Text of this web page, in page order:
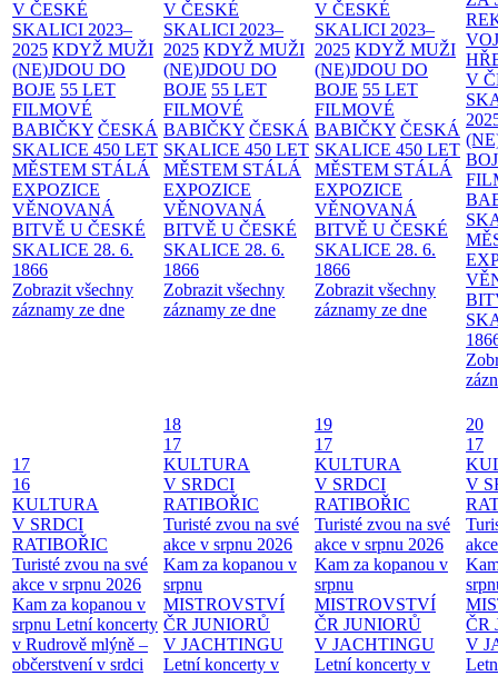
V ČESKÉ
SKALICI 2023–
2025 KDYŽ MUŽI
(NE)JDOU DO
BOJE 55 LET
FILMOVÉ
BABIČKY ČESKÁ
SKALICE 450 LET
MĚSTEM STÁLÁ
EXPOZICE
VĚNOVANÁ
BITVĚ U ČESKÉ
SKALICE 28. 6.
1866
Zobrazit všechny
záznamy ze dne
V ČESKÉ
SKALICI 2023–
2025 KDYŽ MUŽI
(NE)JDOU DO
BOJE 55 LET
FILMOVÉ
BABIČKY ČESKÁ
SKALICE 450 LET
MĚSTEM STÁLÁ
EXPOZICE
VĚNOVANÁ
BITVĚ U ČESKÉ
SKALICE 28. 6.
1866
Zobrazit všechny
záznamy ze dne
V ČESKÉ
SKALICI 2023–
2025 KDYŽ MUŽI
(NE)JDOU DO
BOJE 55 LET
FILMOVÉ
BABIČKY ČESKÁ
SKALICE 450 LET
MĚSTEM STÁLÁ
EXPOZICE
VĚNOVANÁ
BITVĚ U ČESKÉ
SKALICE 28. 6.
1866
Zobrazit všechny
záznamy ze dne
V
17
16
KULTURA
V SRDCI
RATIBOŘIC
Turisté zvou na své
akce v srpnu 2026
Kam za kopanou v
srpnu Letní koncerty
v Rudrově mlýně –
občerstvení v srdci
18
17
KULTURA
V SRDCI
RATIBOŘIC
Turisté zvou na své
akce v srpnu 2026
Kam za kopanou v
srpnu
MISTROVSTVÍ
ČR JUNIORŮ
V JACHTINGU
Letní koncerty v
19
17
KULTURA
V SRDCI
RATIBOŘIC
Turisté zvou na své
akce v srpnu 2026
Kam za kopanou v
srpnu
MISTROVSTVÍ
ČR JUNIORŮ
V JACHTINGU
Letní koncerty v
20
17
V
ČR
V